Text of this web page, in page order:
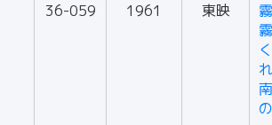
36-059 1961 東映
く